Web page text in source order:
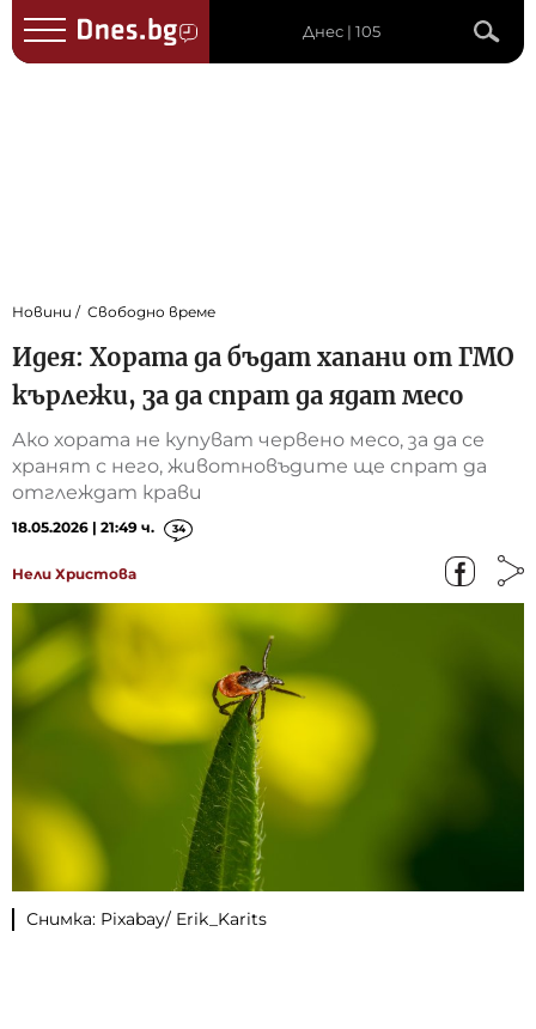
Днес | 105
Новини Свободно време
Идея: Хората да бъдат хапани от ГМО
кърлежи, за да спрат да ядат месо
Ако хората не купуват червено месо, за да се
хранят с него, животновъдите ще спрат да
отглеждат крави
18.05.2026 | 21:49 ч. 34
Нели Христова
Снимка: Pixabay/ Erik_Karits